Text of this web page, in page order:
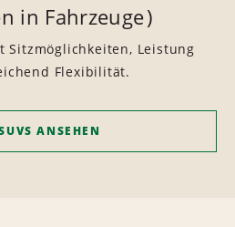
in Fahrzeuge
Sitzmöglichkeiten, Leistung
Flexibilität.
ANSEHEN